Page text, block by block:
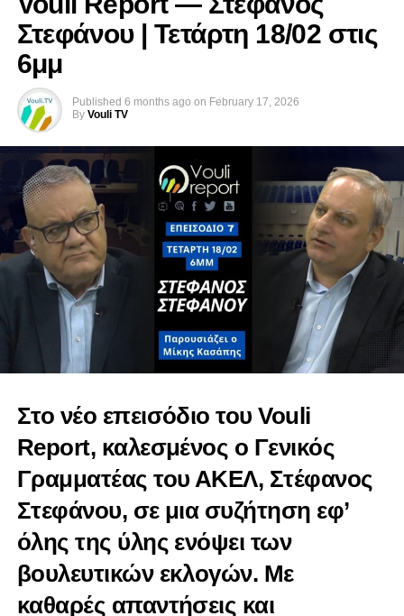
Γιώργος Κάρουλλας
Στεφάνου | Τετάρτη 18/02 στις
6μμ
Published 6 months ago on February 17, 2026
By Vouli TV
Στο νέο επεισόδιο του Vouli
Report, καλεσμένος ο Γενικός
Γραμματέας του ΑΚΕΛ, Στέφανος
Στεφάνου, σε μια συζήτηση εφ’
όλης της ύλης ενόψει των
βουλευτικών εκλογών. Με
καθαρές απαντήσεις και